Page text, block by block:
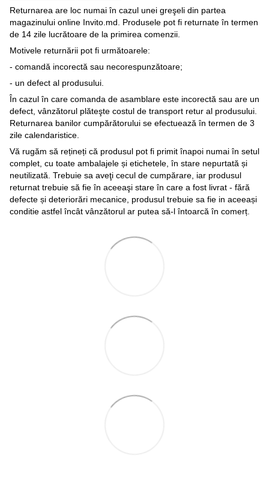
Returnarea are loc numai în cazul unei greşeli din partea
magazinului online Invito.md. Produsele pot fi returnate în termen
de 14 zile lucrătoare de la primirea comenzii.
Motivele returnării pot fi următoarele:
- comandă incorectă sau necorespunzătoare;
- un defect al produsului.
În cazul în care comanda de asamblare este incorectă sau are un
defect, vânzătorul plăteşte costul de transport retur al produsului.
Returnarea banilor cumpărătorului se efectuează în termen de 3
zile calendaristice.
Vă rugăm să rețineți că produsul pot fi primit înapoi numai în setul
complet, cu toate ambalajele și etichetele, în stare nepurtată și
neutilizată. Trebuie sa aveţi cecul de cumpărare, iar produsul
returnat trebuie să fie în aceeaşi stare în care a fost livrat - fără
defecte și deteriorări mecanice, produsul trebuie sa fie in aceeași
conditie astfel încât vânzătorul ar putea să-l întoarcă în comerț.